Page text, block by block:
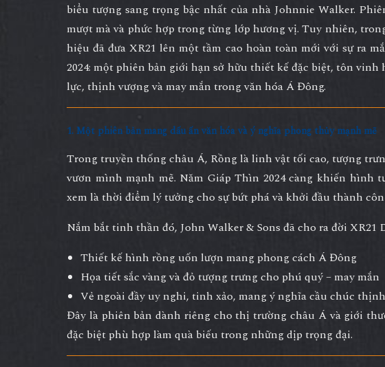
biểu tượng sang trọng bậc nhất của nhà Johnnie Walker.
mượt mà và phức hợp trong từng lớp hương vị. Tuy nhiên,
hiệu đã đưa XR21 lên một tầm cao hoàn toàn mới với sự ra
2024: một phiên bản giới hạn sở hữu thiết kế đặc biệt, tôn
lực, thịnh vượng và may mắn trong văn hóa Á Đông.
1. Một phiên bản mang dấu ấn văn hóa và ý nghĩa phong thủy mạnh mẽ
Trong truyền thống châu Á, Rồng là linh vật tối cao, tượng
vươn mình mạnh mẽ. Năm Giáp Thìn 2024 càng khiến hình
xem là thời điểm lý tưởng cho sự bứt phá và khởi đầu thành
Nắm bắt tinh thần đó, John Walker & Sons đã cho ra đời XR21
Thiết kế hình rồng uốn lượn mang phong cách Á Đông
Họa tiết sắc vàng và đỏ tượng trưng cho phú quý – may mắn
Vẻ ngoài đầy uy nghi, tinh xảo, mang ý nghĩa cầu chúc
Đây là phiên bản dành riêng cho thị trường châu Á và giới
đặc biệt phù hợp làm quà biếu trong những dịp trọng đại.